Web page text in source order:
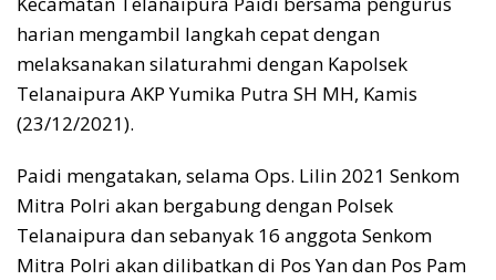
harian mengambil langkah cepat dengan
melaksanakan silaturahmi dengan Kapolsek
Telanaipura AKP Yumika Putra SH MH, Kamis
(23/12/2021).
Paidi mengatakan, selama Ops. Lilin 2021 Senkom
Mitra Polri akan bergabung dengan Polsek
Telanaipura dan sebanyak 16 anggota Senkom
Mitra Polri akan dilibatkan di Pos Yan dan Pos Pam